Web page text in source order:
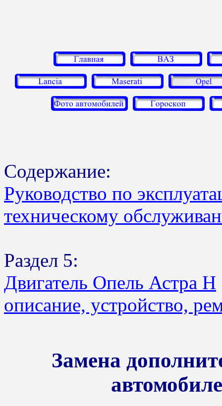
Содержание:
Руководство по
техническому
Раздел 5:
Двигатель Опель Астра Н
описание, устройство,
Замена